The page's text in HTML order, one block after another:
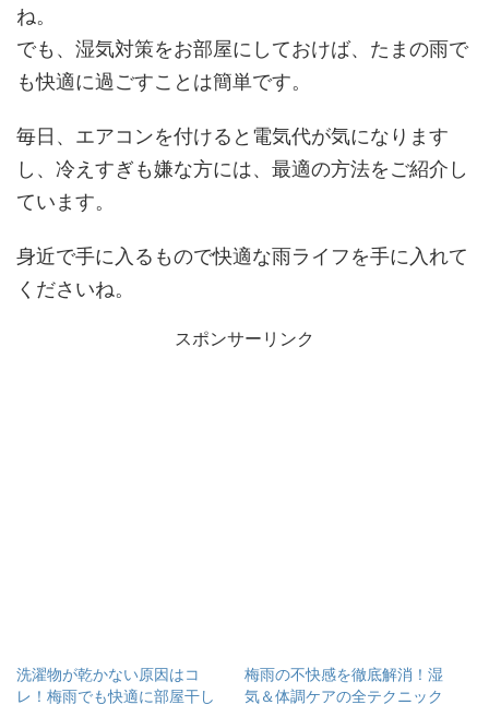
ね。
でも、湿気対策をお部屋にしておけば、たまの雨で
も快適に過ごすことは簡単です。
毎日、エアコンを付けると電気代が気になります
し、冷えすぎも嫌な方には、最適の方法をご紹介し
ています。
身近で手に入るもので快適な雨ライフを手に入れて
くださいね。
スポンサーリンク
洗濯物が乾かない原因はコ
レ！梅雨でも快適に部屋干し
梅雨の不快感を徹底解消！湿
気＆体調ケアの全テクニック